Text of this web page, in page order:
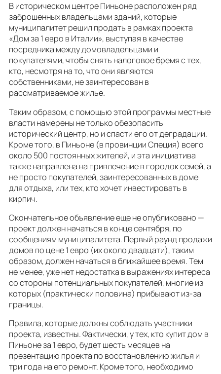
В историческом центре Пиньоне расположен ряд
заброшенных владельцами зданий, которые
муниципалитет решил продать в рамках проекта
«Дом за 1 евро в Италии», выступая в качестве
посредника между домовладельцами и
покупателями, чтобы снять налоговое бремя с тех,
кто, несмотря на то, что они являются
собственниками, не заинтересован в
рассматриваемое жилье.
Таким образом, с помощью этой программы местные
власти намерены не только обезопасить
исторический центр, но и спасти его от деградации.
Кроме того, в Пиньоне (в провинции Специя) всего
около 500 постоянных жителей, и эта инициатива
также направлена ​​на привлечение в городок семей, а
не просто покупателей, заинтересованных в доме
для отдыха, или тех, кто хочет инвестировать в
кирпич.
Окончательное объявление еще не опубликовано —
проект должен начаться в конце сентября, по
сообщениям муниципалитета. Первый раунд продажи
домов по цене 1 евро (их около двадцати), таким
образом, должен начаться в ближайшее время. Тем
не менее, уже нет недостатка в выражениях интереса
со стороны потенциальных покупателей, многие из
которых (практически половина) прибывают из-за
границы.
Правила, которые должны соблюдать участники
проекта, известны. Фактически, у тех, кто купит дом в
Пиньоне за 1 евро, будет шесть месяцев на
презентацию проекта по восстановлению жилья и
три года на его ремонт. Кроме того, необходимо